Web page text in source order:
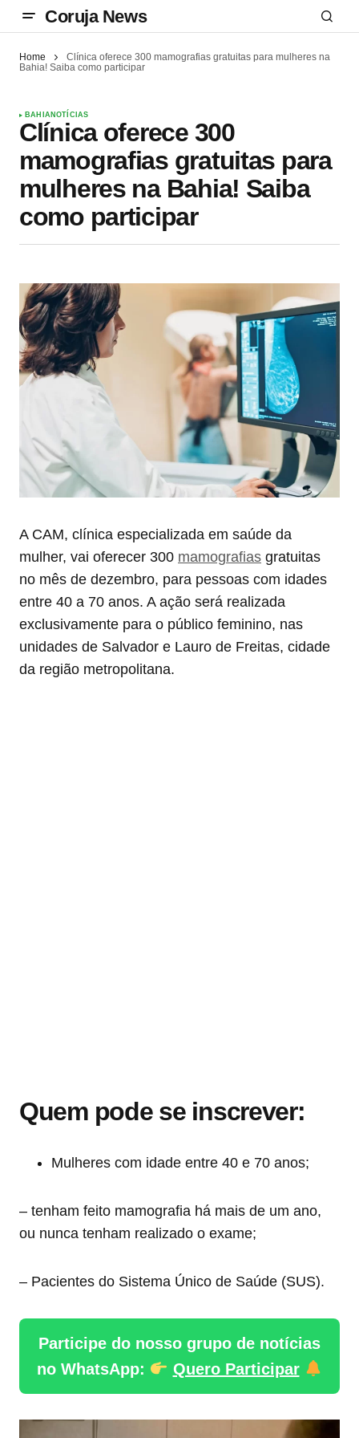
Coruja News
Home
Clínica oferece 300 mamografias gratuitas para mulheres na
Bahia! Saiba como participar
BAHIANOTÍCIAS
Clínica oferece 300
mamografias gratuitas para
mulheres na Bahia! Saiba
como participar
A CAM, clínica especializada em saúde da
mulher, vai oferecer 300 mamografias gratuitas
no mês de dezembro, para pessoas com idades
entre 40 a 70 anos. A ação será realizada
exclusivamente para o público feminino, nas
unidades de Salvador e Lauro de Freitas, cidade
da região metropolitana.
Quem pode se inscrever:
Mulheres com idade entre 40 e 70 anos;
– tenham feito mamografia há mais de um ano,
ou nunca tenham realizado o exame;
– Pacientes do Sistema Único de Saúde (SUS).
Participe do nosso grupo de notícias
no WhatsApp:
Quero Participar